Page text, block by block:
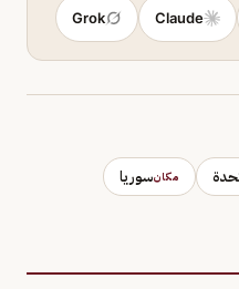
Claude
Grok
مكانسوريا